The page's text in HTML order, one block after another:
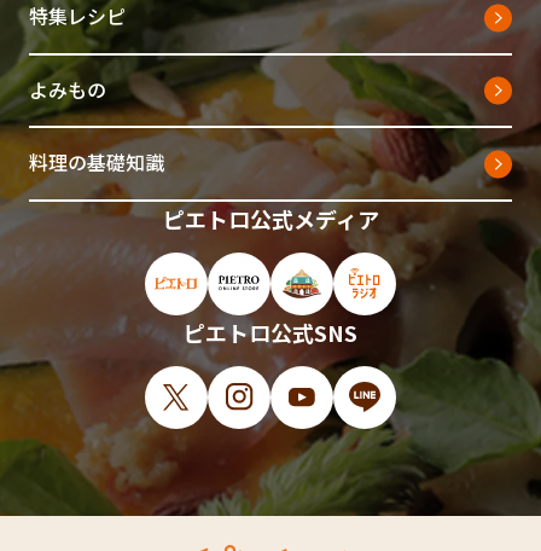
特集レシピ
よみもの
料理の基礎知識
ピエトロ公式メディア
ピエトロ公式サイト（新しいウィンドウで
ピエトロオンラインストア（新しい
ピエトロホームタウン（新
ピエトロラジオ（新
ピエトロ公式SNS
X（新しいウィンドウで開きます）
Instagram（新しいウィンドウで開
YouTube（新しいウィンド
LINE（新しいウィン